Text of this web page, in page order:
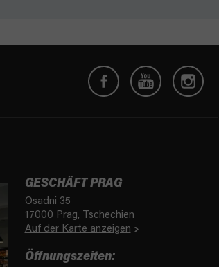
GESCHÄFT PRAG
Osadni 35
17000 Prag, Tschechien
Auf der Karte anzeigen
Öffnungszeiten: